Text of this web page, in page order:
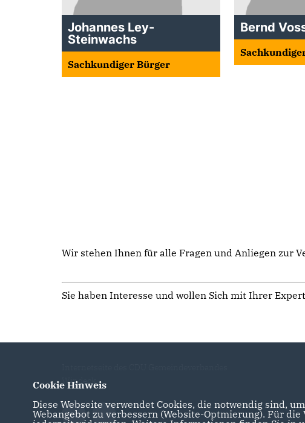
Johannes Ley-
Steinwachs
Sachkundiger Bürger
Bernd
Wir stehen Ihnen für alle Fragen und Anliegen zur
Sie haben Interesse und wollen Sich mit Ihrer
Windeck
Cookie Hinweis
Diese Webseite verwendet Cookies, die notwendig sind,
Webangebot zu verbessern (Website-Optmierung). Für